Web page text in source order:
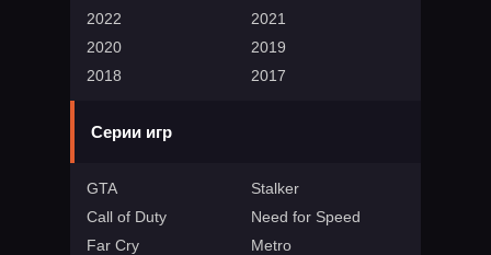
2022
2021
2020
2019
2018
2017
Серии игр
GTA
Stalker
Call of Duty
Need for Speed
Far Cry
Metro